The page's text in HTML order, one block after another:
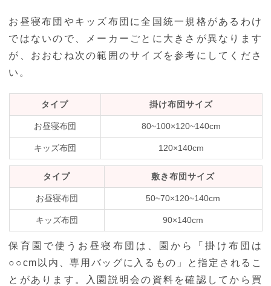
お昼寝布団やキッズ布団に全国統一規格があるわけ
ではないので、メーカーごとに大きさが異なります
が、おおむね次の範囲のサイズを参考にしてくださ
い。
タイプ 掛け布団サイズ
お昼寝布団 80~100×120~140cm
キッズ布団 120×140cm
タイプ 敷き布団サイズ
お昼寝布団 50~70×120~140cm
キッズ布団 90×140cm
保育園で使うお昼寝布団は、園から「掛け布団は
○○cm以内、専用バッグに入るもの」と指定されるこ
とがあります。入園説明会の資料を確認してから買